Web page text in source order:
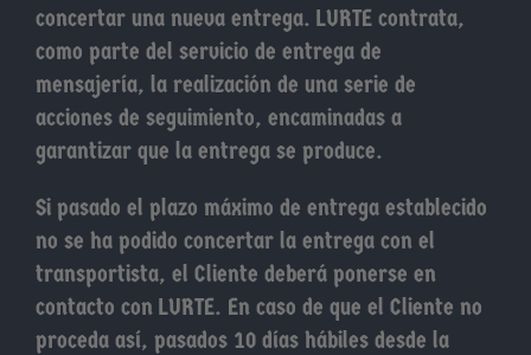
concertar una nueva entrega. LURTE contrata,
como parte del servicio de entrega de
mensajería, la realización de una serie de
acciones de seguimiento, encaminadas a
garantizar que la entrega se produce.
Si pasado el plazo máximo de entrega establecido
no se ha podido concertar la entrega con el
transportista, el Cliente deberá ponerse en
contacto con LURTE. En caso de que el Cliente no
proceda así, pasados 10 días hábiles desde la